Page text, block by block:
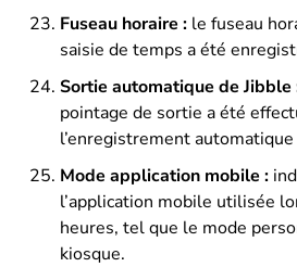
Fuseau horaire : le fuseau
saisie de temps a été
Sortie automatique de Jibble
pointage de sortie a été
l’enregistrement
Mode application mobile :
l’application mobile utilisée
heures, tel que le mode
kiosque.